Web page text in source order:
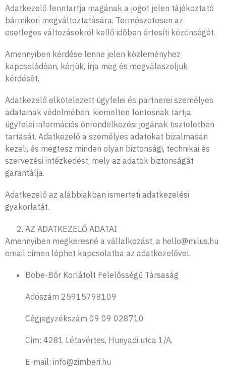
Adatkezelő fenntartja magának a jogot jelen tájékoztató
bármikori megváltoztatására. Természetesen az
esetleges változásokról kellő időben értesíti közönségét.
Amennyiben kérdése lenne jelen közleményhez
kapcsolódóan, kérjük, írja meg és megválaszoljuk
kérdését.
Adatkezelő elkötelezett ügyfelei és partnerei személyes
adatainak védelmében, kiemelten fontosnak tartja
ügyfelei információs önrendelkezési jogának tiszteletben
tartását. Adatkezelő a személyes adatokat bizalmasan
kezeli, és megtesz minden olyan biztonsági, technikai és
szervezési intézkedést, mely az adatok biztonságát
garantálja.
Adatkezelő az alábbiakban ismerteti adatkezelési
gyakorlatát.
AZ ADATKEZELŐ ADATAI
Amennyiben megkeresné a vállalkozást, a hello@milus.hu
email címen léphet kapcsolatba az adatkezelővel.
Bobe-Bőr Korlátolt Felelősségű Társaság
Adószám 25915798109
Cégjegyzékszám 09 09 028710
Cím: 4281 Létavértes, Hunyadi utca 1/A.
E-mail: info@zimberi.hu